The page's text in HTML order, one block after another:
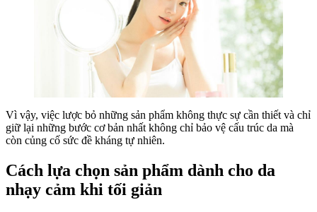
Vì vậy, việc lược bỏ những sản phẩm không thực sự cần thiết và chỉ
giữ lại những bước cơ bản nhất không chỉ bảo vệ cấu trúc da mà
còn củng cố sức đề kháng tự nhiên.
Cách lựa chọn sản phẩm dành cho da
nhạy cảm khi tối giản